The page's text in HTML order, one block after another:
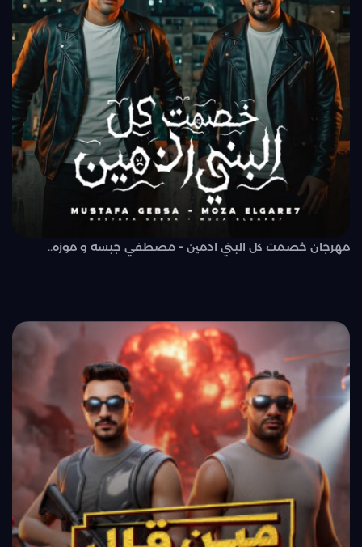
مهرجان خصمت كل البني ادمين – مصطفي جبسه و موزه..